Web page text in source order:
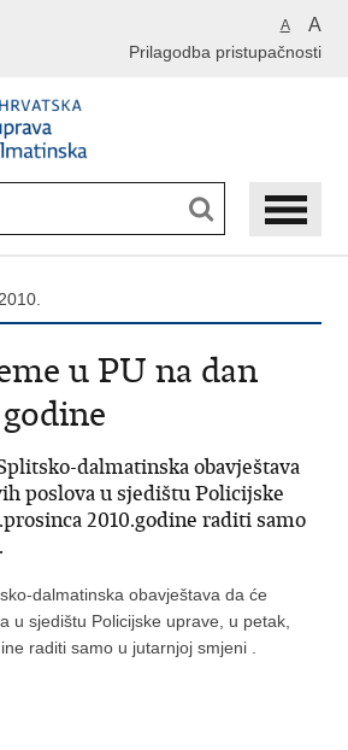
A A
Prilagodba pristupačnosti
u PU na dan
godine
dalmatinska obavještava
poslova u sjedištu Policijske
2010.godine raditi samo
dalmatinska obavještava da će
u sjedištu Policijske uprave, u petak,
raditi samo u jutarnjoj smjeni .